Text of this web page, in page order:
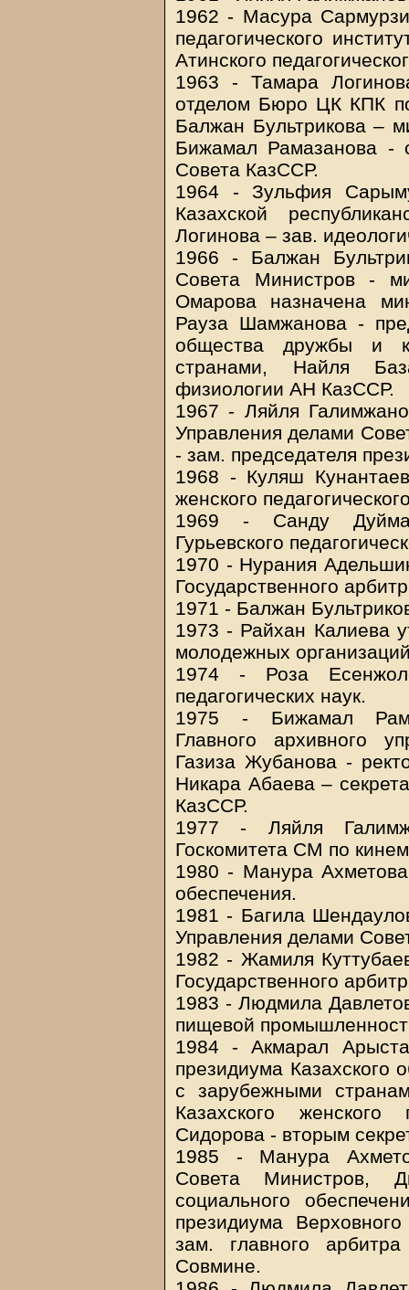
1962 - Масура
педагогического
Атинского
1963 - Тамара
отделом Бюро ЦК КПК по
Балжан Бультрикова –
Бижамал Рамазанова -
Совета КазССР.
1964 - Зульфия
Казахской
Логинова – зав.
1966 - Балжан
Совета Министров -
Омарова назначена
Рауза Шамжанова -
общества дружбы и
странами, Найля
физиологии АН КазССР.
1967 - Ляйля
Управления делами
- зам. председателя
1968 - Куляш
женского
1969 - Санду
Гурьевского
1970 - Нурания
Государственного
1971 - Балжан
1973 - Райхан Калиева
молодежных
1974 - Роза
педагогических наук.
1975 - Бижамал
Главного архивного
Газиза Жубанова -
Никара Абаева –
КазССР.
1977 - Ляйля
Госкомитета СМ по
1980 - Манура
обеспечения.
1981 - Багила
Управления делами
1982 - Жамиля
Государственного
1983 - Людмила
пищевой
1984 - Акмарал
президиума Казахского
с зарубежными
Казахского женского
Сидорова - вторым
1985 - Манура
Совета Министров,
социального
президиума
зам. главного
Совмине.